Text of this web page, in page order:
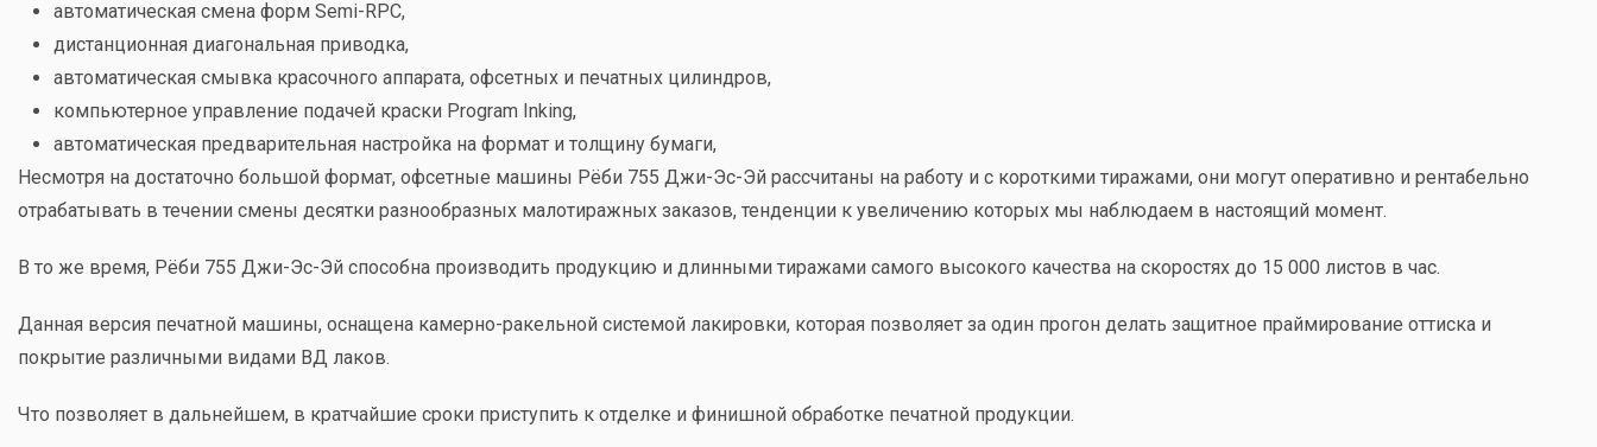
автоматическая смена форм Semi-RPC,
дистанционная диагональная приводка,
автоматическая cмывка красочного аппарата, офсетных и печатных цилиндров,
компьютерное управление подачей краски Program Inking,
автоматическая предварительная настройка на формат и толщину бумаги,
Несмотря на достаточно большой формат, офсетные машины Рёби 755 Джи-Эс-Эй рассчитаны на работу и с короткими тиражами, они могут оперативно и рентабельно
отрабатывать в течении смены десятки разнообразных малотиражных заказов, тенденции к увеличению которых мы наблюдаем в настоящий момент.
В то же время, Рёби 755 Джи-Эс-Эй способна производить продукцию и длинными тиражами самого высокого качества на скоростях до 15 000 листов в час.
Данная версия печатной машины, оснащена камерно-ракельной системой лакировки, которая позволяет за один прогон делать защитное праймирование оттиска и
покрытие различными видами ВД лаков.
Что позволяет в дальнейшем, в кратчайшие сроки приступить к отделке и финишной обработке печатной продукции.